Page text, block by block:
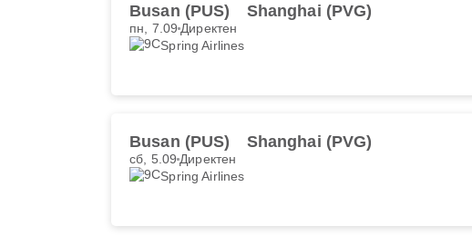
Busan (PUS) Shanghai (PVG)
пн, 7.09 Директен
Spring Airlines
Busan (PUS) Shanghai (PVG)
сб, 5.09 Директен
Spring Airlines